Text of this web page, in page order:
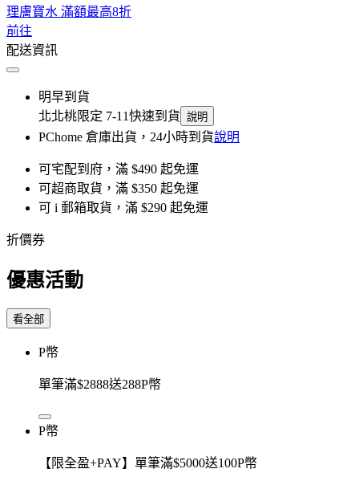
理膚寶水 滿額最高8折
前往
配送資訊
明早到貨
北北桃限定 7-11快速到貨 說明
PChome 倉庫出貨，24小時到貨說明
可宅配到府，滿 $490 起免運
可超商取貨，滿 $350 起免運
可 i 郵箱取貨，滿 $290 起免運
折價券
優惠活動
看全部
P幣
單筆滿$2888送288P幣
P幣
【限全盈+PAY】單筆滿$5000送100P幣